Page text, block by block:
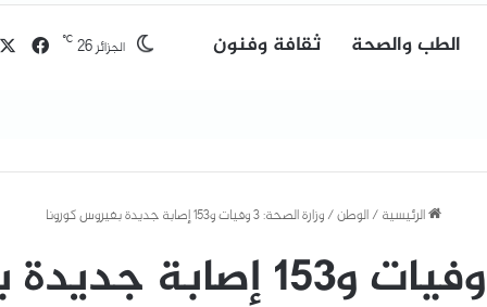
الطب والصحة ثقافة وفنون الجزائر26
℃
الرئيسية/الوطن/وزارة الصحة: 3 وفيات و153 إصابة جديدة بفيروس كورونا